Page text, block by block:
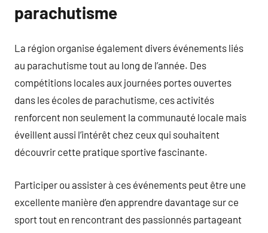
parachutisme
La région organise également divers événements liés
au parachutisme tout au long de l’année. Des
compétitions locales aux journées portes ouvertes
dans les écoles de parachutisme, ces activités
renforcent non seulement la communauté locale mais
éveillent aussi l’intérêt chez ceux qui souhaitent
découvrir cette pratique sportive fascinante.
Participer ou assister à ces événements peut être une
excellente manière d’en apprendre davantage sur ce
sport tout en rencontrant des passionnés partageant